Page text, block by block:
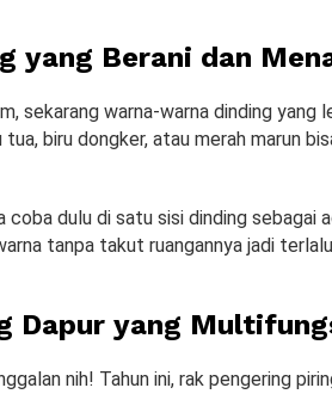
yang Berani dan
sekarang warna-warna dinding yang
biru dongker, atau merah marun
coba dulu di satu sisi dinding sebagai
tanpa takut ruangannya jadi
Dapur yang
nih! Tahun ini, rak pengering